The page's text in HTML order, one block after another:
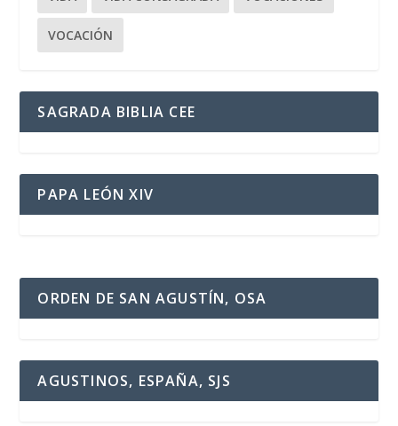
VOCACIÓN
SAGRADA BIBLIA CEE
PAPA LEÓN XIV
ORDEN DE SAN AGUSTÍN, OSA
AGUSTINOS, ESPAÑA, SJS